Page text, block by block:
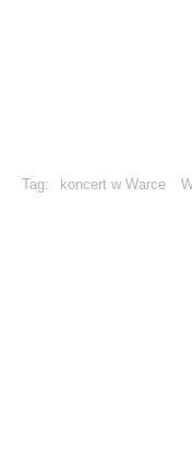
Tag: koncert w Warce